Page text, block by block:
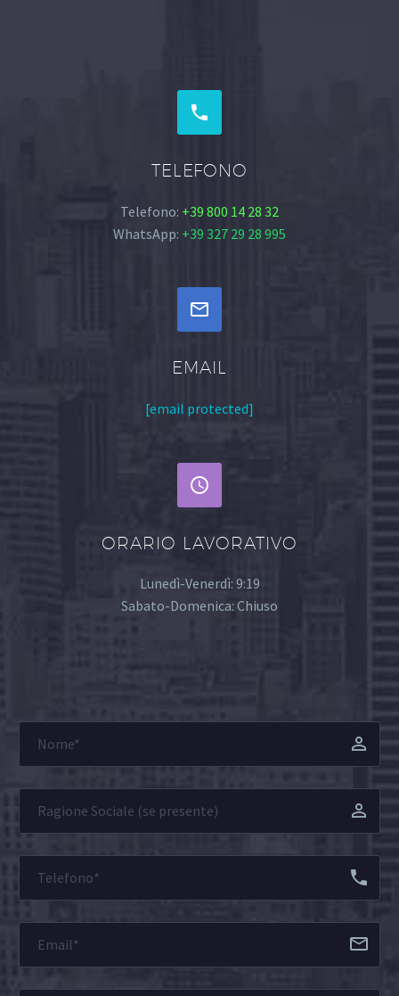


TELEFONO
Telefono: +39 800 14 28 32
WhatsApp: +39 327 29 28 995


EMAIL
[email protected]


ORARIO LAVORATIVO
Lunedì-Venerdì: 9:19
Sabato-Domenica: Chiuso